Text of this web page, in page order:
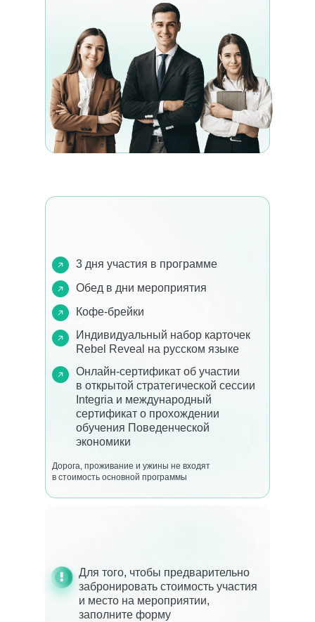
Дорога, проживание и ужины не входят
в стоимость основной программы
Для того, чтобы предварительно
забронировать стоимость участия
и место на мероприятии,
заполните форму
Индивидуальный набор карточек
Rebel Reveal на русском языке
Онлайн-сертификат об участии
в открытой стратегической сессии
Integria и международный
сертификат о прохождении
обучения Поведенческой
экономики
3 дня участия в программе
Обед в дни мероприятия
Кофе-брейки